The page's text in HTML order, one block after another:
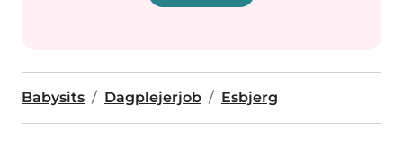
Babysits Dagplejerjob Esbjerg